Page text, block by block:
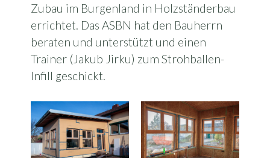
Zubau im Burgenland in Holzständerbau
errichtet. Das ASBN hat den Bauherrn
beraten und unterstützt und einen
Trainer (Jakub Jirku) zum Strohballen-
Infill geschickt.